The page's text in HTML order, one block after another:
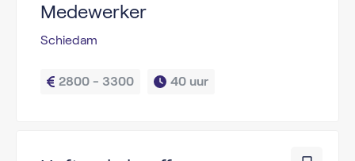
Medewerker
Schiedam
2800 - 3300 40 uur